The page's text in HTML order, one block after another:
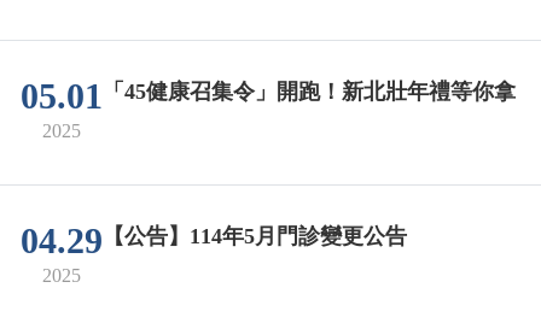
05.01
2025
「45健康召集令」開跑！新北壯年禮等你拿
04.29
2025
【公告】114年5月門診變更公告